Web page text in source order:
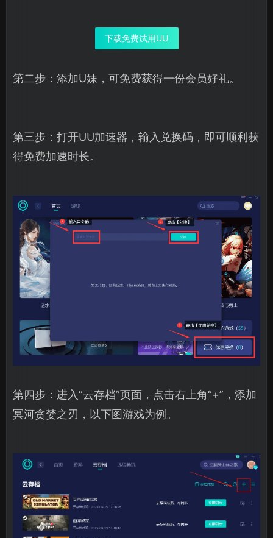
下载免费试用UU
第二步：添加U妹，可免费获得一份会员好礼。
第三步：打开UU加速器，输入兑换码，即可顺利获
得免费加速时长。
第四步：进入“云存档”页面，点击右上角“+”，添加
冥河贪婪之刃，以下图游戏为例。